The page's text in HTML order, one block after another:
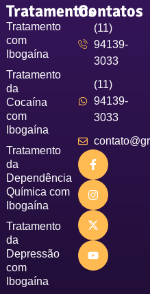
Tratamentos
Tratamento
com
Ibogaína
Tratamento
da
Cocaína
com
Ibogaína
Tratamento
da
Dependência
Química com
Ibogaína
Tratamento
da
Depressão
com
Ibogaína
Contatos
(11)
94139-
3033
(11)
94139-
3033